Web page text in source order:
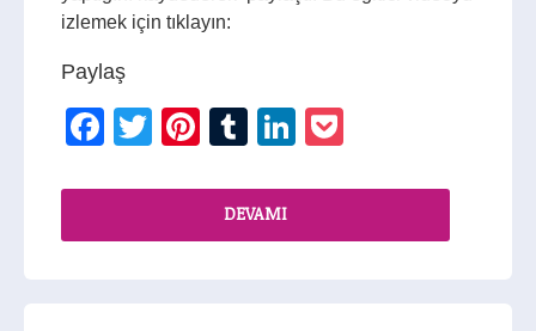
izlemek için tıklayın:
Paylaş
Facebook
TwitterPinterest
TumblrLinkedIn
DEVAMI